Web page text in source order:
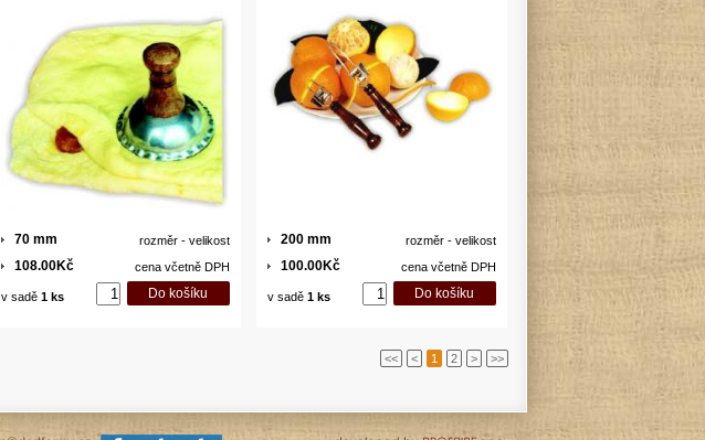
rozměr - velikost
70 mm
cena včetně DPH
108.00Kč
v sadě 1 ks
rozměr - velikost
200 mm
cena včetně DPH
100.00Kč
v sadě 1 ks
<< < 1 2 > >>